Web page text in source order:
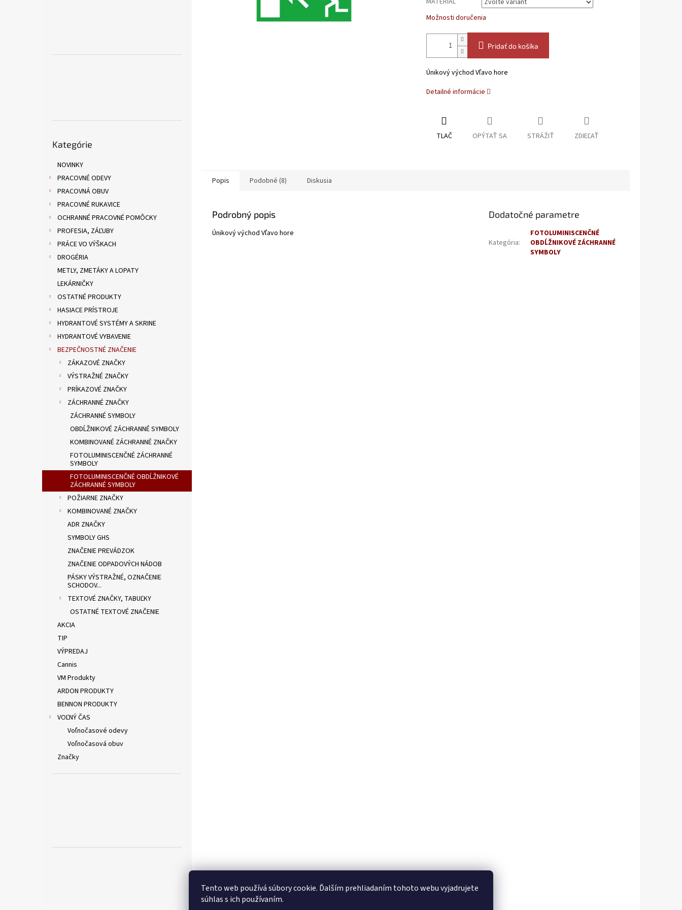
Tento web používá súbory cookie. Ďalším prehliadaním tohoto webu vyjadrujete
súhlas s ich používaním.
kategórie
Kategórie
NOVINKY
PRACOVNÉ ODEVY
PRACOVNÁ OBUV
PRACOVNÉ RUKAVICE
OCHRANNÉ PRACOVNÉ POMÔCKY
PROFESIA, ZÁĽUBY
PRÁCE VO VÝŠKACH
DROGÉRIA
METLY, ZMETÁKY A LOPATY
LEKÁRNIČKY
OSTATNÉ PRODUKTY
HASIACE PRÍSTROJE
HYDRANTOVÉ SYSTÉMY A SKRINE
HYDRANTOVÉ VYBAVENIE
BEZPEČNOSTNÉ ZNAČENIE
ZÁKAZOVÉ ZNAČKY
VÝSTRAŽNÉ ZNAČKY
PRÍKAZOVÉ ZNAČKY
ZÁCHRANNÉ ZNAČKY
ZÁCHRANNÉ SYMBOLY
OBDĹŽNIKOVÉ ZÁCHRANNÉ SYMBOLY
KOMBINOVANÉ ZÁCHRANNÉ ZNAČKY
FOTOLUMINISCENČNÉ ZÁCHRANNÉ
SYMBOLY
FOTOLUMINISCENČNÉ OBDĹŽNIKOVÉ
ZÁCHRANNÉ SYMBOLY
POŽIARNE ZNAČKY
KOMBINOVANÉ ZNAČKY
ADR ZNAČKY
SYMBOLY GHS
ZNAČENIE PREVÁDZOK
ZNAČENIE ODPADOVÝCH NÁDOB
PÁSKY VÝSTRAŽNÉ, OZNAČENIE
SCHODOV...
TEXTOVÉ ZNAČKY, TABUĽKY
OSTATNÉ TEXTOVÉ ZNAČENIE
AKCIA
TIP
VÝPREDAJ
Cannis
VM Produkty
ARDON PRODUKTY
BENNON PRODUKTY
VOĽNÝ ČAS
Voľnočasové odevy
Voľnočasová obuv
Značky
Možnosti doručenia
Pridať do košíka
Únikový východ Vľavo hore
Detailné informácie
TLAČ OPÝTAŤ SA STRÁŽIŤ ZDIEĽAŤ
Popis Podobné (8) Diskusia
Podrobný popis
Únikový východ Vľavo hore
Dodatočné parametre
Kategória:
FOTOLUMINISCENČNÉ
OBDĹŽNIKOVÉ ZÁCHRANNÉ
SYMBOLY